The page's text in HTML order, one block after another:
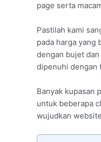
page serta
Pastilah kami
pada harga yang
dengan bujet
dipenuhi dengan
Banyak kupasan
untuk beberapa
wujudkan